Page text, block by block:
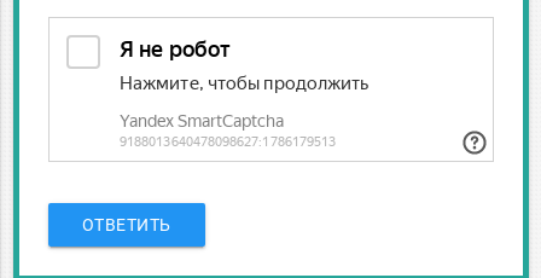
ОТВЕТИТЬ